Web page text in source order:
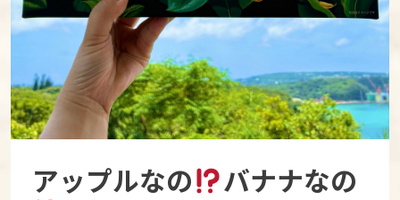
アップルなの バナナなの